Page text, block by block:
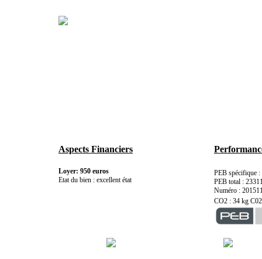
Aspects Financiers
Loyer: 950 euros
Etat du bien : excellent état
PEB spécifique
PEB total :
Numéro :
CO2 : 34 kg